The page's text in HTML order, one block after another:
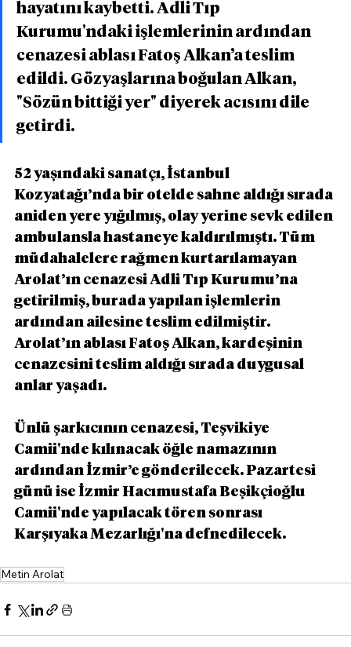
hayatını kaybetti. Adli Tıp
Kurumu'ndaki işlemlerinin ardından
cenazesi ablası Fatoş Alkan’a teslim
edildi. Gözyaşlarına boğulan Alkan,
"Sözün bittiği yer" diyerek acısını dile
getirdi.
52 yaşındaki sanatçı, İstanbul
Kozyatağı’nda bir otelde sahne aldığı sırada
aniden yere yığılmış, olay yerine sevk edilen
ambulansla hastaneye kaldırılmıştı. Tüm
müdahalelere rağmen kurtarılamayan
Arolat’ın cenazesi Adli Tıp Kurumu’na
getirilmiş, burada yapılan işlemlerin
ardından ailesine teslim edilmiştir.
Arolat’ın ablası Fatoş Alkan, kardeşinin
cenazesini teslim aldığı sırada duygusal
anlar yaşadı.
Ünlü şarkıcının cenazesi, Teşvikiye
Camii'nde kılınacak öğle namazının
ardından İzmir’e gönderilecek. Pazartesi
günü ise İzmir Hacımustafa Beşikçioğlu
Camii'nde yapılacak tören sonrası
Karşıyaka Mezarlığı'na defnedilecek.
Metin Arolat